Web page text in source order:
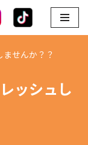
せんか？？
ッシュし